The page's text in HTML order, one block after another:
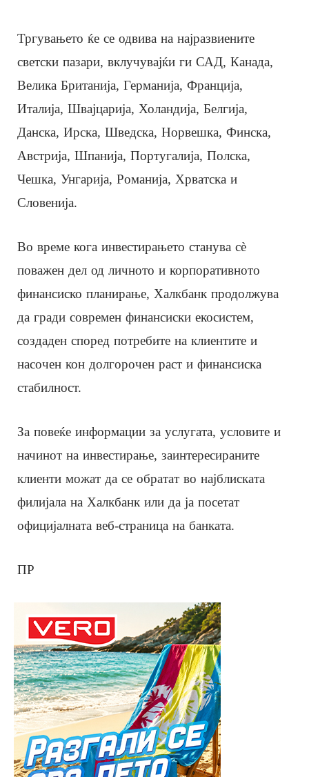
Тргувањето ќе се одвива на најразвиените
светски пазари, вклучувајќи ги САД, Канада,
Велика Британија, Германија, Франција,
Италија, Швајцарија, Холандија, Белгија,
Данска, Ирска, Шведска, Норвешка, Финска,
Австрија, Шпанија, Португалија, Полска,
Чешка, Унгарија, Романија, Хрватска и
Словенија.
Во време кога инвестирањето станува сè
поважен дел од личното и корпоративното
финансиско планирање, Халкбанк продолжува
да гради современ финансиски екосистем,
создаден според потребите на клиентите и
насочен кон долгорочен раст и финансиска
стабилност.
За повеќе информации за услугата, условите и
начинот на инвестирање, заинтересираните
клиенти можат да се обратат во најблиската
филијала на Халкбанк или да ја посетат
официјалната веб-страница на банката.
ПР